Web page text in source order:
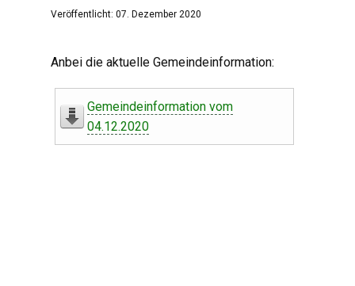
Veröffentlicht: 07. Dezember 2020
Anbei die aktuelle Gemeindeinformation:
Gemeindeinformation vom
04.12.2020